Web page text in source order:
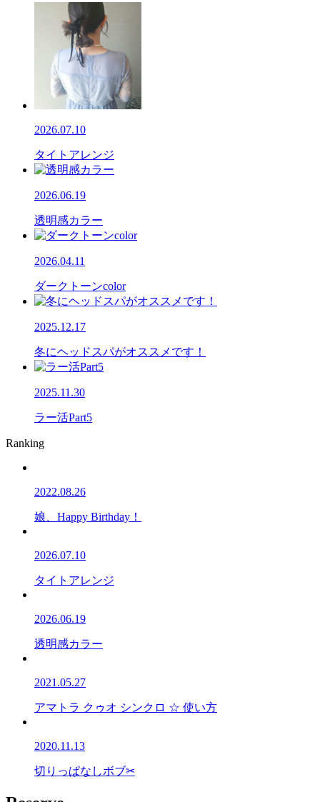
2026.07.10
タイトアレンジ
2026.06.19
透明感カラー
2026.04.11
ダークトーンcolor
2025.12.17
冬にヘッドスパがオススメです！
2025.11.30
ラー活Part5
Ranking
2022.08.26
娘、Happy Birthday！
2026.07.10
タイトアレンジ
2026.06.19
透明感カラー
2021.05.27
アマトラ クゥオ シンクロ ☆ 使い方
2020.11.13
切りっぱなしボブ✂